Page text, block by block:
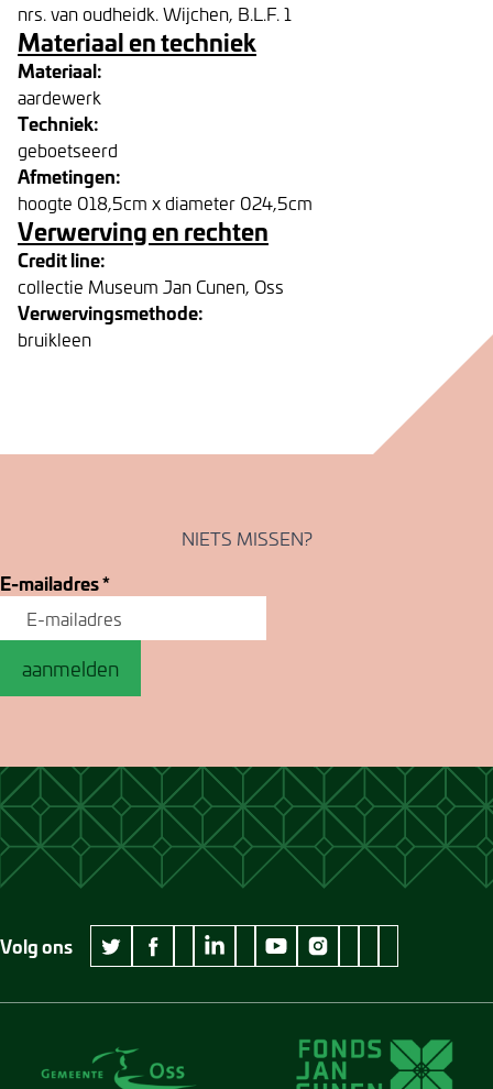
nrs. van oudheidk. Wijchen, B.L.F. 1
Materiaal en techniek
Materiaal:
aardewerk
Techniek:
geboetseerd
Afmetingen:
hoogte 018,5cm x diameter 024,5cm
Verwerving en rechten
Credit line:
collectie Museum Jan Cunen, Oss
Verwervingsmethode:
bruikleen
NIETS MISSEN?
E-mailadres*
aanmelden
Volg ons
twitter Museum Jan Cunen
facebook Museum Jan Cunen
wikipedia Museum Jan Cunen
linkedin Museum Jan Cunen
googleplus Museum Jan Cunen
youtube Museum Jan Cunen
instagram Museum